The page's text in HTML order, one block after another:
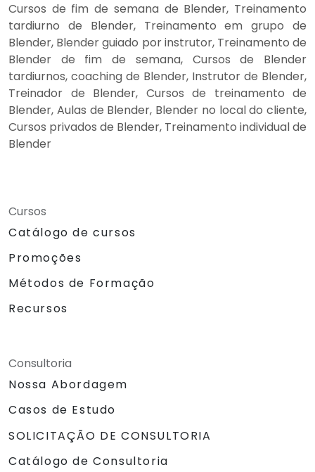
Cursos de fim de semana de Blender, Treinamento
tardiurno de Blender, Treinamento em grupo de
Blender, Blender guiado por instrutor, Treinamento de
Blender de fim de semana, Cursos de Blender
tardiurnos, coaching de Blender, Instrutor de Blender,
Treinador de Blender, Cursos de treinamento de
Blender, Aulas de Blender, Blender no local do cliente,
Cursos privados de Blender, Treinamento individual de
Blender
Cursos
Catálogo de cursos
Promoções
Métodos de Formação
Recursos
Consultoria
Nossa Abordagem
Casos de Estudo
SOLICITAÇÃO DE CONSULTORIA
Catálogo de Consultoria